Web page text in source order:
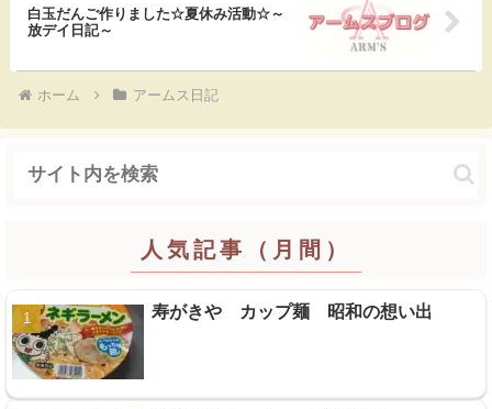
白玉だんご作りました☆夏休み活動☆～
放デイ日記～
ホーム アームス日記
人気記事（月間）
寿がきや カップ麺 昭和の想い出